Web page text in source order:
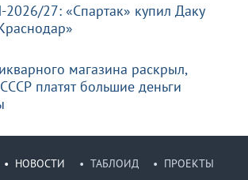
2026/27: «Спартак» купил Даку
магазина раскрыл,
платят большие деньги
НОВОСТИ ТАБЛОИД
ПРОЕКТЫ